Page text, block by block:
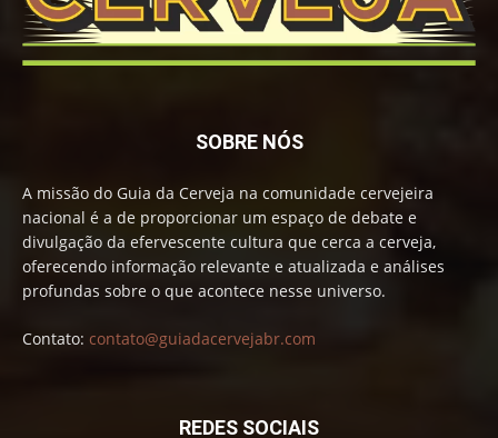
SOBRE NÓS
A missão do Guia da Cerveja na comunidade cervejeira
nacional é a de proporcionar um espaço de debate e
divulgação da efervescente cultura que cerca a cerveja,
oferecendo informação relevante e atualizada e análises
profundas sobre o que acontece nesse universo.
Contato: contato@guiadacervejabr.com
REDES SOCIAIS